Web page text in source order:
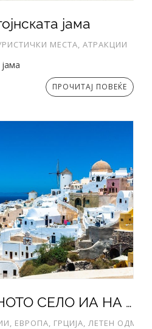
јама
МЕСТА, АТРАКЦИИ
ПРОЧИТАЈ ПОВЕЌЕ
СПЕКТАКУЛАРНОТО СЕЛО ИА НА РАБОТ НА КАЛДЕРАТА НА САНТОРИНИ
ЕВРОПА, ГРЦИЈА, ЛЕТЕН